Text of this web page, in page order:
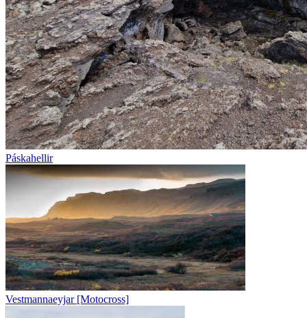
Páskahellir
Vestmannaeyjar [Motocross]